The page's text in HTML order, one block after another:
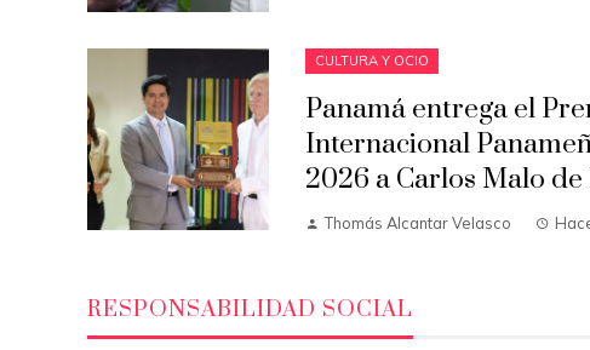
CULTURA Y OCIO
Panamá entrega el
Internacional
2026 a Carlos Malo
Thomás Alcantar Velasco
RESPONSABILIDAD SOCIAL